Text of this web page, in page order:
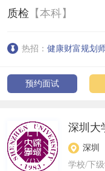
质检 【本科】
热招： 健康财富规划
预约面试
深圳大
深圳
学校/下